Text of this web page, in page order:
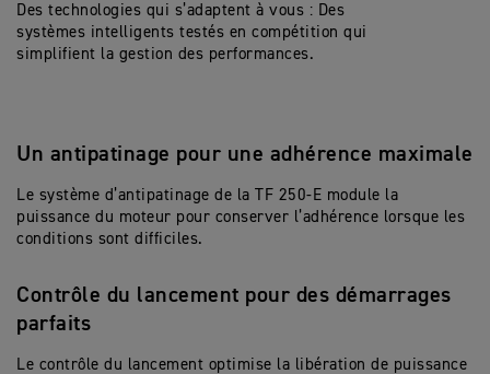
Des technologies qui s’adaptent à vous : Des
systèmes intelligents testés en compétition qui
simplifient la gestion des performances.
Un antipatinage pour une adhérence maximale
Le système d’antipatinage de la TF 250-E module la
puissance du moteur pour conserver l’adhérence lorsque les
conditions sont difficiles.
Contrôle du lancement pour des démarrages
parfaits
Le contrôle du lancement optimise la libération de puissance